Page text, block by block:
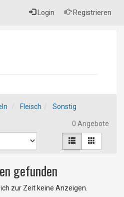
Login Registrieren
Fleisch Sonstig
0 Angebote
gefunden
zur Zeit keine Anzeigen.